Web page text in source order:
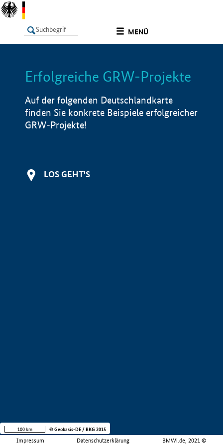
MENÜ
LISTE Info
Erfolgreiche GRW-Projekte
Auf der folgenden Deutschlandkarte
finden Sie konkrete Beispiele erfolgreicher
GRW-Projekte!
LOS GEHT'S
Impressum Datenschutzerklärung BMWi.de, 2021 ©
100 km © Geobasis-DE / BKG 2015